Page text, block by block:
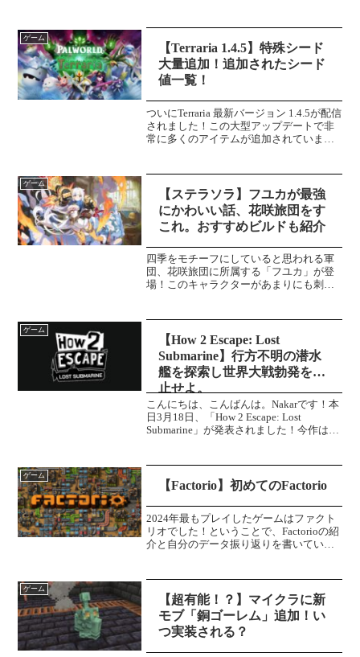
かっているところまで紹介していこうと
思います！＼最新...
ゲーム
【Terraria 1.4.5】特殊シード
大量追加！追加されたシード
値一覧！
ついにTerraria 最新バージョン 1.4.5が配信
されました！この大型アップデートで非
常に多くのアイテムが追加されていま
値」についてまとめていこうと思いま
す。＼パル...
ゲーム
【ステラソラ】フユカが最強
にかわいい話、花咲旅団をす
これ。おすすめビルドも紹介
四季をモチーフにしていると思われる軍
団、花咲旅団に所属する「フユカ」が登
場！このキャラクターがあまりにも刺さ
女。人から声をかけられないよう、いつ
も物陰で隠れるように過ごして...
ゲーム
【How 2 Escape: Lost
Submarine】行方不明の潜水
艦を探索し世界大戦勃発を阻
止せよ。
こんにちは、こんばんは。Nakarです！本
日3月18日、「How 2 Escape: Lost
Submarine」が発表されました！今作は
プリを使ってそれ...
ゲーム
【Factorio】初めてのFactorio
2024年最もプレイしたゲームはファクト
リオでした！ということで、Factorioの紹
介と自分のデータ振り返りを書いていこ
落するところから始まります。主人公は...
ゲーム
【超有能！？】マイクラに新
モブ「銅ゴーレム」追加！い
つ実装される？